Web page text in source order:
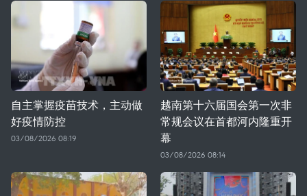
自主掌握疫苗技术，主动做
好疫情防控
03/08/2026 08:19
越南第十六届国会第一次非
常规会议在首都河内隆重开
幕
03/08/2026 08:14